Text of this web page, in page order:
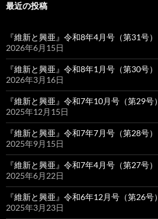
最近の投稿
『維新と興亜』令和8年4月号（第31号）
2026年6月15日
『維新と興亜』令和8年1月号（第30号）
2026年3月16日
『維新と興亜』令和7年10月号（第29号）
2025年12月15日
『維新と興亜』令和7年7月号（第28号）
2025年9月15日
『維新と興亜』令和7年4月号（第27号）
2025年6月22日
『維新と興亜』令和6年12月号（第26号）
2025年3月23日